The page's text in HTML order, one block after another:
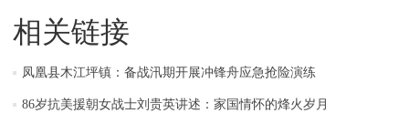
相关链接
凤凰县木江坪镇：备战汛期开展冲锋舟应急抢险演练
86岁抗美援朝女战士刘贵英讲述：家国情怀的烽火岁月